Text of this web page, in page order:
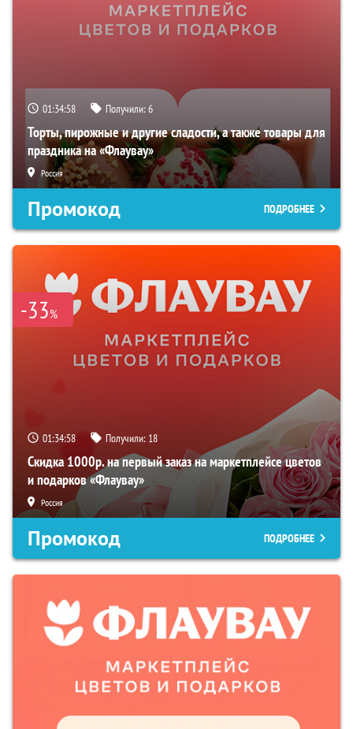
01:34:57 Получили:6
Торты, пирожные и другие сладости, а также товары для
праздника на «Флаувау»
Россия
Промокод ПОДРОБНЕЕ
-33%
01:34:57 Получили: 18
Скидка 1000р. на первый заказ на маркетплейсе цветов
и подарков «Флаувау»
Россия
Промокод ПОДРОБНЕЕ